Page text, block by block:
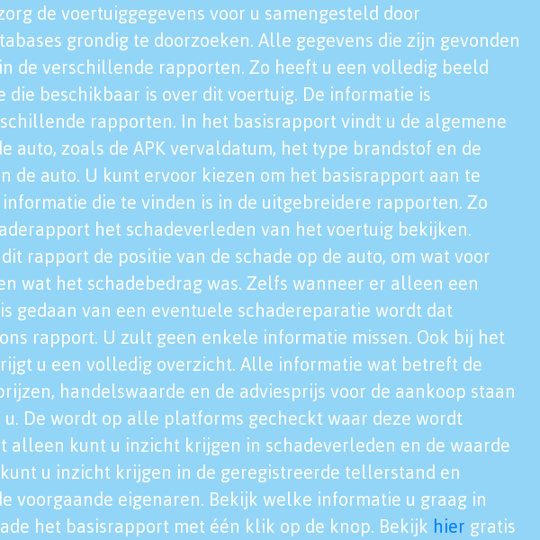
de voertuiggegevens voor u samengesteld door
grondig te doorzoeken. Alle gegevens die zijn gevonden
de verschillende rapporten. Zo heeft u een volledig beeld
die beschikbaar is over dit voertuig. De informatie is
rapporten. In het basisrapport vindt u de algemene
auto, zoals de APK vervaldatum, het type brandstof en de
de auto. U kunt ervoor kiezen om het basisrapport aan te
die te vinden is in de uitgebreidere rapporten. Zo
het schadeverleden van het voertuig bekijken.
rapport de positie van de schade op de auto, om wat voor
wat het schadebedrag was. Zelfs wanneer er alleen een
gedaan van een eventuele schadereparatie wordt dat
rapport. U zult geen enkele informatie missen. Ook bij het
u een volledig overzicht. Alle informatie wat betreft de
handelswaarde en de adviesprijs voor de aankoop staan
De wordt op alle platforms gecheckt waar deze wordt
alleen kunt u inzicht krijgen in schadeverleden en de waarde
u inzicht krijgen in de geregistreerde tellerstand en
voorgaande eigenaren. Bekijk welke informatie u graag in
het basisrapport met één klik op de knop. Bekijk hier gratis